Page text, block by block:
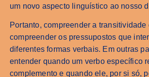
um novo aspecto linguístico ao nosso
Portanto, compreender a
compreender os pressupostos que
diferentes formas verbais. Em outras
entender quando um verbo específico
complemento e quando ele, por si só,